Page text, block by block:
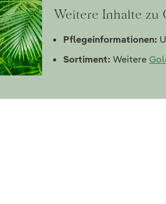
Weitere Inhalte zu
Pflegeinformationen:
Sortiment: Weitere